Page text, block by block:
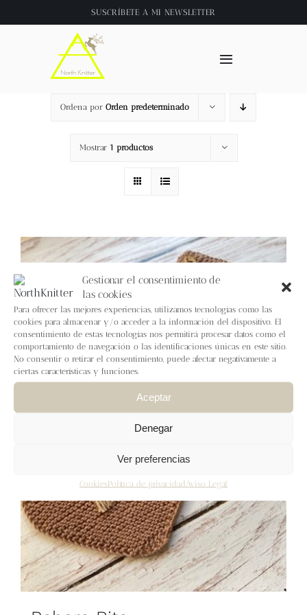
Gestionar el consentimiento de
las cookies
Para ofrecer las mejores experiencias, utilizamos tecnologías como las
cookies para almacenar y/o acceder a la información del dispositivo. El
consentimiento de estas tecnologías nos permitirá procesar datos como el
comportamiento de navegación o las identificaciones únicas en este sitio.
No consentir o retirar el consentimiento, puede afectar negativamente a
ciertas características y funciones.
Aceptar
Denegar
Ver preferencias
CookiesPolítica de privacidad Aviso Legal
al
SUSCRÍBETE A MI NEWSLETTER
Toggle
Inicio
About
Tienda
Blog
Contacto
Newsletter
Carrito
Mi cuenta
Ordena por Orden predeterminado
Mostrar 1 productos